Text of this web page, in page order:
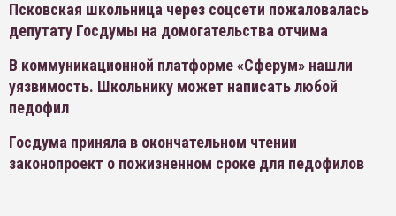
Псковская школьница через соцсети пожаловалась
депутату Госдумы на домогательства отчима
В коммуникационной платформе «Сферум» нашли
уязвимость. Школьнику может написать любой
педофил
Госдума приняла в окончательном чтении
законопроект о пожизненном сроке для педофилов